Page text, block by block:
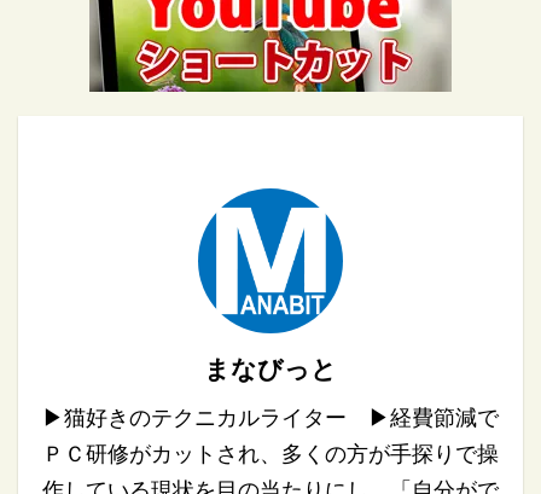
まなびっと
▶︎猫好きのテクニカルライター ▶︎経費節減で
ＰＣ研修がカットされ、多くの方が手探りで操